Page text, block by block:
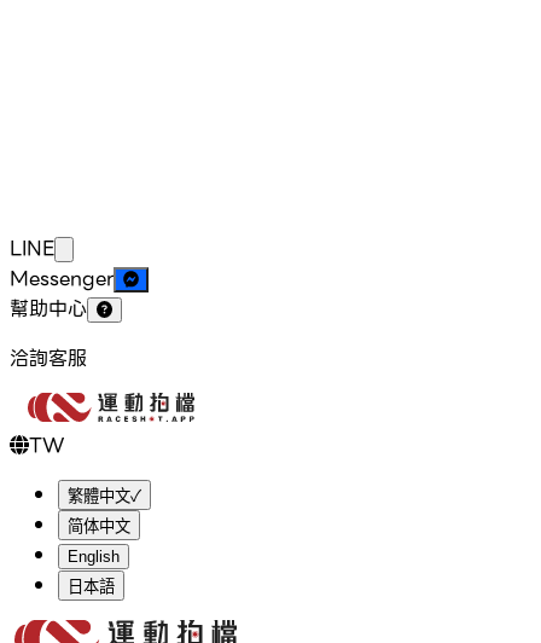
LINE
Messenger
幫助中心
洽詢客服
TW
繁體中文✓
简体中文
English
日本語